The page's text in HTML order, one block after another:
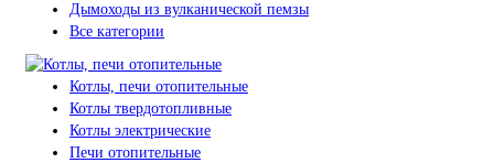
Дымоходы из вулканической пемзы
Все категории
Котлы, печи отопительные
Котлы твердотопливные
Котлы электрические
Печи отопительные